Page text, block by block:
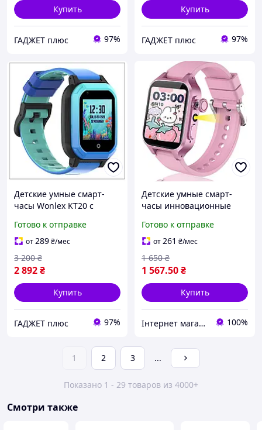
Купить
ГАДЖЕТ плюс 97%
Купить
ГАДЖЕТ плюс 97%
Детские умные смарт-
часы Wonlex KT20 с
карта видеозвонок
Original (Blue)-LVR
Готово к отправке
от289₴/мес
2 892₴
3 200 ₴
Купить
ГАДЖЕТ плюс 97%
Детские умные смарт-
часы инновационные
поворотной камерой 90°
и 32 играми (Розовый)
Готово к отправке
от261 ₴/мес
1 567.50₴
1 650 ₴
Купить
Інтернет магазин "ЄВРО Shop" 100%
1 2 3 ...
Показано 1 - 29 товаров из 4000+
Смотри также